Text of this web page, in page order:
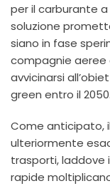
per il carburante
soluzione
siano in fase
compagnie aeree
avvicinarsi
green entro il 2050.
Come anticipato,
ulteriormente
trasporti, laddove
rapide